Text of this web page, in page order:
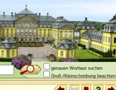
genauen Wortlaut suchen
Groß-/Kleinschreibung beachten